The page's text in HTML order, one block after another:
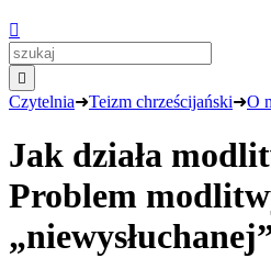


Czytelnia➜Teizm chrześcijański➜O
Jak działa
Problem